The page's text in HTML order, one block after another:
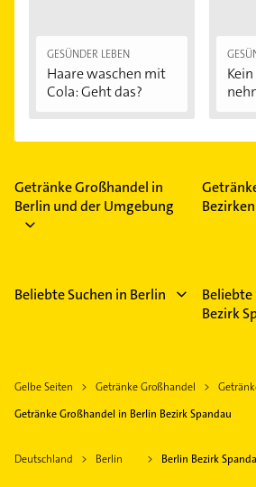
GESÜNDER LEBEN
Haare waschen mit
Cola: Geht das?
Getränke Großhandel in
Berlin und der Umgebung
Beliebte Suchen in Berlin
Beliebte
Bezirk
Gelbe Seiten Getränke Großhandel
Getränke Großhandel in Berlin Bezirk Spandau
Deutschland Berlin Berlin Bezirk